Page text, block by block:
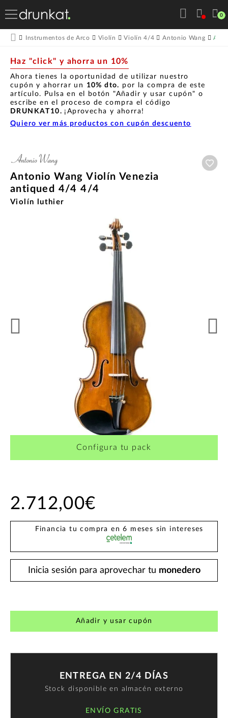
0
Instrumentos de Arco Violín Violín 4/4 Antonio Wang
Haz "click" y ahorra un 10%
Ahora tienes la oportunidad de utilizar nuestro
cupón y ahorrar un 10% dto. por la compra de este
artículo. Pulsa en el botón "Añadir y usar cupón" o
escribe en el proceso de compra el código
DRUNKAT10. ¡Aprovecha y ahorra!
Quiero ver más productos con cupón descuento
Antonio Wang Violín Venezia
antiqued 4/4 4/4
Violín luthier
Configura tu pack
2.712,00€
Financia tu compra en 6 meses sin intereses
Inicia sesión para aprovechar tu monedero
Añadir y usar cupón
ENTREGA EN 2/4 DÍAS
Stock disponible en almacén externo
ENVÍO GRATIS